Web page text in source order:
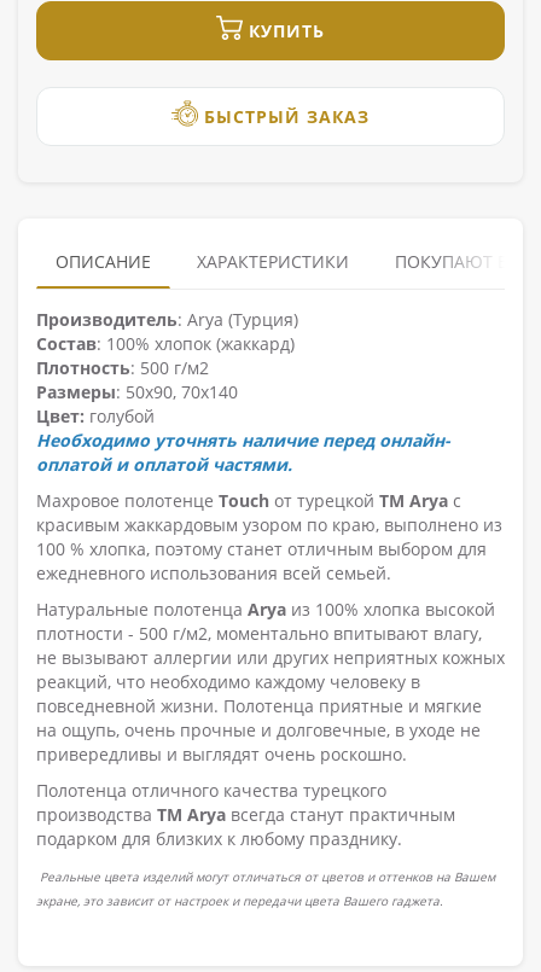
КУПИТЬ
БЫСТРЫЙ ЗАКАЗ
ОПИСАНИЕ ХАРАКТЕРИСТИКИ ПОКУПАЮТ
Производитель: Arya (Турция)
Состав: 100% хлопок (жаккард)
Плотность: 500 г/м2
Размеры: 50х90, 70х140
Цвет: голубой
Необходимо уточнять наличие перед онлайн-
оплатой и оплатой частями.
Махровое полотенце Touch от турецкой ТМ Arya с
красивым жаккардовым узором по краю, выполнено из
100 % хлопка, поэтому станет отличным выбором для
ежедневного использования всей семьей.
Натуральные полотенца Arya из 100% хлопка высокой
плотности - 500 г/м2, моментально впитывают влагу,
не вызывают аллергии или других неприятных кожных
реакций, что необходимо каждому человеку в
повседневной жизни. Полотенца приятные и мягкие
на ощупь, очень прочные и долговечные, в уходе не
привередливы и выглядят очень роскошно.
Полотенца отличного качества турецкого
производства ТМ Arya всегда станут практичным
подарком для близких к любому празднику.
Реальные цвета изделий могут отличаться от цветов и оттенков на Вашем
экране, это зависит от настроек и передачи цвета Вашего гаджета.